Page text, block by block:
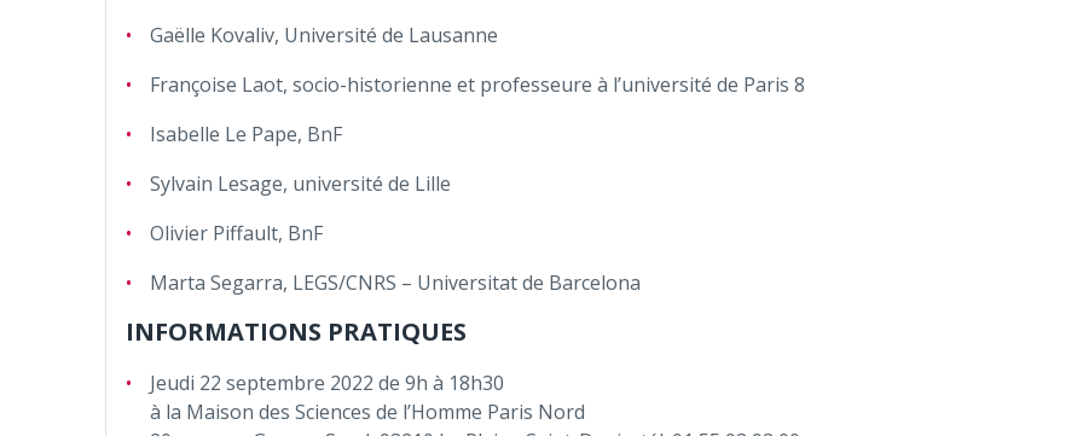
Gaëlle Kovaliv, Université de Lausanne
Françoise Laot, socio-historienne et professeure à l’université de Paris 8
Isabelle Le Pape, BnF
Sylvain Lesage, université de Lille
Olivier Piffault, BnF
Marta Segarra, LEGS/CNRS – Universitat de Barcelona
INFORMATIONS PRATIQUES
Jeudi 22 septembre 2022 de 9h à 18h30
à la Maison des Sciences de l’Homme Paris Nord